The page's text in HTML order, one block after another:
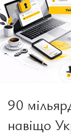
90
навіщо